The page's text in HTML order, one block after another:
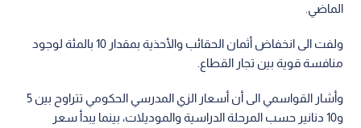
الماضي.
ولفت الى انخفاض أثمان الحقائب والأحذية بمقدار 10 بالمئة لوجود
منافسة قوية بين تجار القطاع.
وأشار القواسمي الى أن أسعار الزي المدرسي الحكومي تتراوح بين 5
و10 دنانير حسب المرحلة الدراسية والموديلات، بينما يبدأ سعر